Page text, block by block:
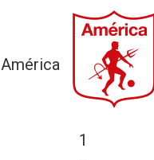
América
1